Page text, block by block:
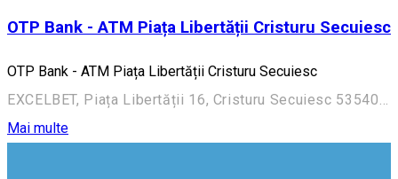
OTP Bank - ATM Piața Libertății Cristuru Secuiesc
OTP Bank - ATM Piața Libertății Cristuru Secuiesc
EXCELBET, Piața Libertății 16, Cristuru Secuiesc 535400, Romania
Mai multe